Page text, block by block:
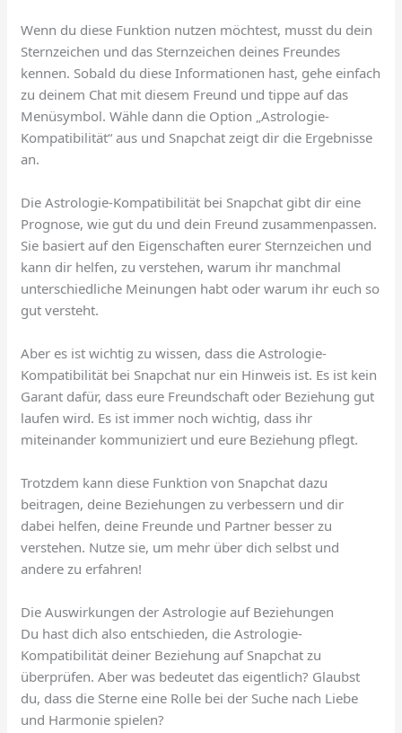
Wenn du diese Funktion nutzen möchtest, musst du dein
Sternzeichen und das Sternzeichen deines Freundes
kennen. Sobald du diese Informationen hast, gehe einfach
zu deinem Chat mit diesem Freund und tippe auf das
Menüsymbol. Wähle dann die Option „Astrologie-
Kompatibilität“ aus und Snapchat zeigt dir die Ergebnisse
an.
Die Astrologie-Kompatibilität bei Snapchat gibt dir eine
Prognose, wie gut du und dein Freund zusammenpassen.
Sie basiert auf den Eigenschaften eurer Sternzeichen und
kann dir helfen, zu verstehen, warum ihr manchmal
unterschiedliche Meinungen habt oder warum ihr euch so
gut versteht.
Aber es ist wichtig zu wissen, dass die Astrologie-
Kompatibilität bei Snapchat nur ein Hinweis ist. Es ist kein
Garant dafür, dass eure Freundschaft oder Beziehung gut
laufen wird. Es ist immer noch wichtig, dass ihr
miteinander kommuniziert und eure Beziehung pflegt.
Trotzdem kann diese Funktion von Snapchat dazu
beitragen, deine Beziehungen zu verbessern und dir
dabei helfen, deine Freunde und Partner besser zu
verstehen. Nutze sie, um mehr über dich selbst und
andere zu erfahren!
Die Auswirkungen der Astrologie auf Beziehungen
Du hast dich also entschieden, die Astrologie-
Kompatibilität deiner Beziehung auf Snapchat zu
überprüfen. Aber was bedeutet das eigentlich? Glaubst
du, dass die Sterne eine Rolle bei der Suche nach Liebe
und Harmonie spielen?